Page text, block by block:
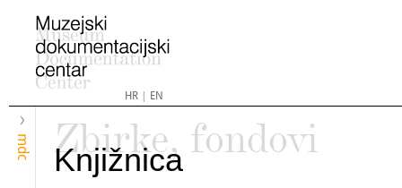
HR| EN
mdc
Zbirke, fondovi
Knjižnica